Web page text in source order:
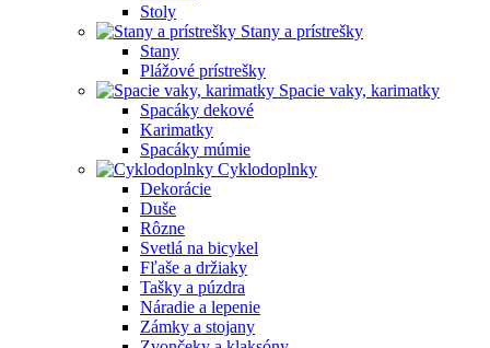
Stoly
Stany a prístrešky
Stany
Plážové prístrešky
Spacie vaky, karimatky
Spacáky dekové
Karimatky
Spacáky múmie
Cyklodoplnky
Dekorácie
Duše
Rôzne
Svetlá na bicykel
Fľaše a držiaky
Tašky a púzdra
Náradie a lepenie
Zámky a stojany